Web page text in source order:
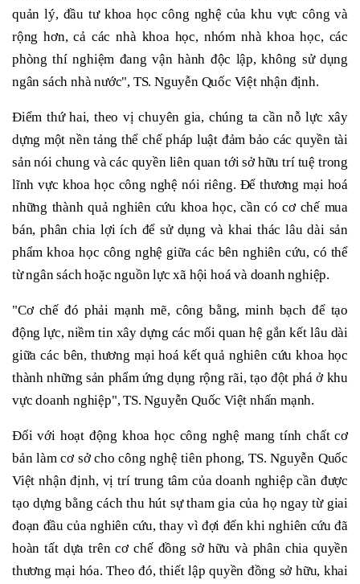
quản lý, đầu tư khoa học công nghệ của khu vực công và
rộng hơn, cả các nhà khoa học, nhóm nhà khoa học, các
phòng thí nghiệm đang vận hành độc lập, không sử dụng
ngân sách nhà nước", TS. Nguyễn Quốc Việt nhận định.
Điểm thứ hai, theo vị chuyên gia, chúng ta cần nỗ lực xây
dựng một nền tảng thể chế pháp luật đảm bảo các quyền tài
sản nói chung và các quyền liên quan tới sở hữu trí tuệ trong
lĩnh vực khoa học công nghệ nói riêng. Để thương mại hoá
những thành quả nghiên cứu khoa học, cần có cơ chế mua
bán, phân chia lợi ích để sử dụng và khai thác lâu dài sản
phẩm khoa học công nghệ giữa các bên nghiên cứu, có thể
từ ngân sách hoặc nguồn lực xã hội hoá và doanh nghiệp.
"Cơ chế đó phải mạnh mẽ, công bằng, minh bạch để tạo
động lực, niềm tin xây dựng các mối quan hệ gắn kết lâu dài
giữa các bên, thương mại hoá kết quả nghiên cứu khoa học
thành những sản phẩm ứng dụng rộng rãi, tạo đột phá ở khu
vực doanh nghiệp", TS. Nguyễn Quốc Việt nhấn mạnh.
Đối với hoạt động khoa học công nghệ mang tính chất cơ
bản làm cơ sở cho công nghệ tiên phong, TS. Nguyễn Quốc
Việt nhận định, vị trí trung tâm của doanh nghiệp cần được
tạo dựng bằng cách thu hút sự tham gia của họ ngay từ giai
đoạn đầu của nghiên cứu, thay vì đợi đến khi nghiên cứu đã
hoàn tất dựa trên cơ chế đồng sở hữu và phân chia quyền
thương mại hóa. Theo đó, thiết lập quyền đồng sở hữu, khai